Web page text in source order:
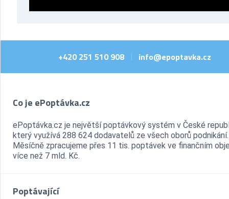
+420 251 510 908 info@epoptavka.cz
Co je ePoptávka.cz
ePoptávka.cz je největší poptávkový systém v České
který využívá 288 624 dodavatelů ze všech oborů podnikání.
Měsíčně zpracujeme přes 11 tis. poptávek ve finančním
více než 7 mld. Kč.
Poptávající